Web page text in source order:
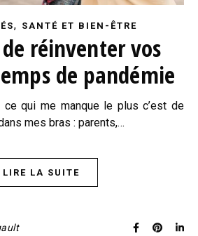
, SANTÉ ET BIEN-ÊTRE
réinventer vos
de pandémie
mes bras : parents,…
LIRE LA SUITE